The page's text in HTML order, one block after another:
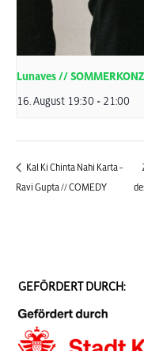
Lunaves //
16. August 19:30 - 21:00
Kal Ki Chinta Nahi Karta –
Ravi Gupta // COMEDY
GEFÖRDERT DURCH: